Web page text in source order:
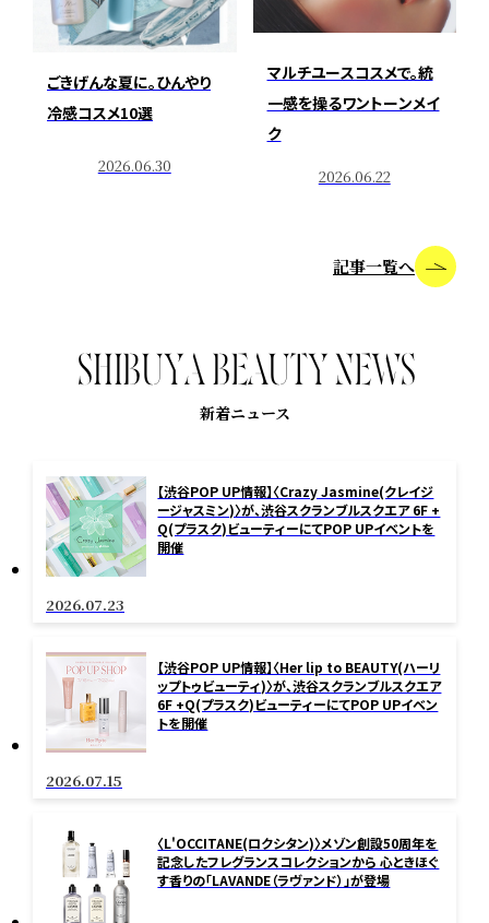
ごきげんな夏に。ひんやり
冷感コスメ10選
2026.06.30
マルチユースコスメで。統
一感を操るワントーンメイ
ク
2026.06.22
記事一覧へ
SHIBU YA BEAU T Y NEWS
新着ニュース
【渋谷POP UP情報】〈Crazy Jasmine(クレイジ
ージャスミン)〉が、渋谷スクランブルスクエア 6F +
Q(プラスク)ビューティーにてPOP UPイベントを
開催
2026.07.23
【渋谷POP UP情報】〈Her lip to BEAUTY(ハーリ
ップトゥビューティ)〉が、渋谷スクランブルスクエア
6F +Q(プラスク)ビューティーにてPOP UPイベン
トを開催
2026.07.15
〈L'OCCITANE(ロクシタン)〉メゾン創設50周年を
記念したフレグランスコレクションから 心ときほぐ
す香りの「LAVANDE（ラヴァンド）」が登場